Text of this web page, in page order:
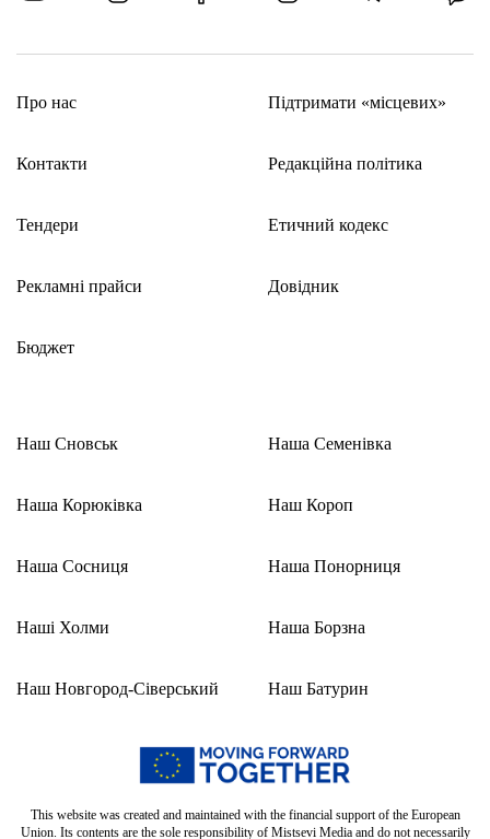
Про нас
Контакти
Тендери
Рекламні прайси
Бюджет
Підтримати «місцевих»
Редакційна політика
Етичний кодекс
Довідник
Наш Сновськ
Наша Корюківка
Наша Сосниця
Наші Холми
Наш Новгород-Сіверський
Наша Семенівка
Наш Короп
Наша Понорниця
Наша Борзна
Наш Батурин
This website was created and maintained with the financial support of the European
Union. Its contents are the sole responsibility of Mistsevi Media and do not necessarily